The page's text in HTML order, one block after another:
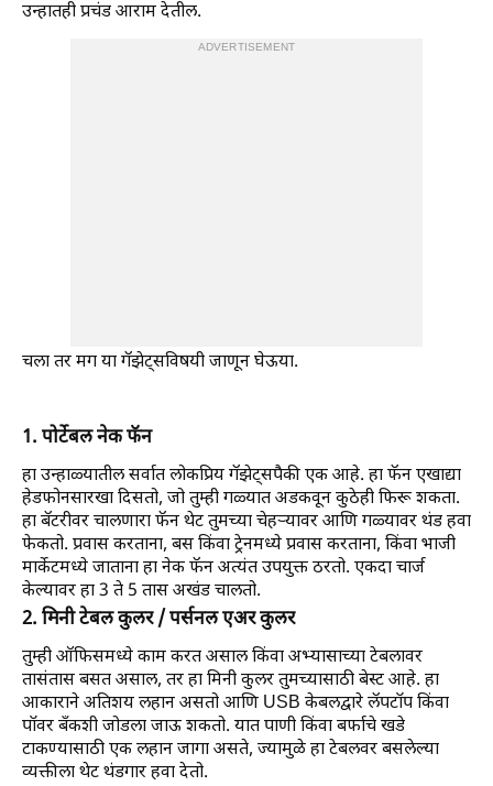
उन्हातही प्रचंड आराम देतील.
ADVERTISEMENT
चला तर मग या गॅझेट्सविषयी जाणून घेऊया.
1. पोर्टेबल नेक फॅन
हा उन्हाळ्यातील सर्वात लोकप्रिय गॅझेट्सपैकी एक आहे. हा फॅन एखाद्या
हेडफोनसारखा दिसतो, जो तुम्ही गळ्यात अडकवून कुठेही फिरू शकता.
हा बॅटरीवर चालणारा फॅन थेट तुमच्या चेहऱ्यावर आणि गळ्यावर थंड हवा
फेकतो. प्रवास करताना, बस किंवा ट्रेनमध्ये प्रवास करताना, किंवा भाजी
मार्केटमध्ये जाताना हा नेक फॅन अत्यंत उपयुक्त ठरतो. एकदा चार्ज
केल्यावर हा 3 ते 5 तास अखंड चालतो.
2. मिनी टेबल कुलर / पर्सनल एअर कुलर
तुम्ही ऑफिसमध्ये काम करत असाल किंवा अभ्यासाच्या टेबलावर
तासंतास बसत असाल, तर हा मिनी कुलर तुमच्यासाठी बेस्ट आहे. हा
आकाराने अतिशय लहान असतो आणि USB केबलद्वारे लॅपटॉप किंवा
पॉवर बँकशी जोडला जाऊ शकतो. यात पाणी किंवा बर्फाचे खडे
टाकण्यासाठी एक लहान जागा असते, ज्यामुळे हा टेबलवर बसलेल्या
व्यक्तीला थेट थंडगार हवा देतो.